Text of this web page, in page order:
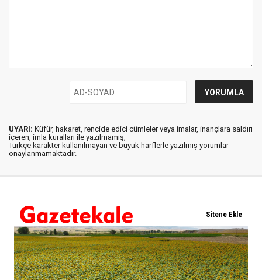
UYARI: Küfür, hakaret, rencide edici cümleler veya imalar, inançlara saldırı
içeren, imla kuralları ile yazılmamış,
Türkçe karakter kullanılmayan ve büyük harflerle yazılmış yorumlar
onaylanmamaktadır.